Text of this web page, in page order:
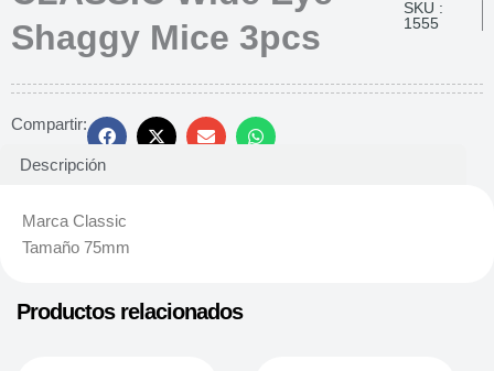
Shaggy Mice 3pcs
SKU :
1555
Compartir:
Descripción
Marca Classic
Tamaño 75mm
Productos relacionados